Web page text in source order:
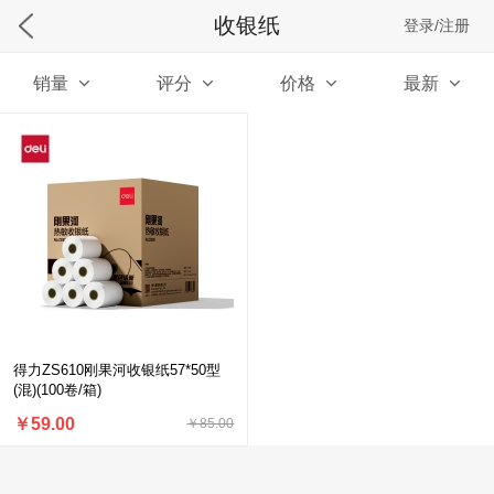
收银纸 登录/注册
销量 评分 价格 最新
得力ZS610刚果河收银纸57*50型
(混)(100卷/箱)
￥85.00
￥59.00